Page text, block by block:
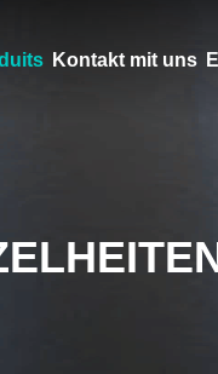
Kontakt mit uns